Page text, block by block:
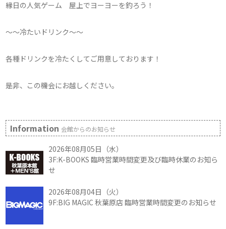
縁日の人気ゲーム 屋上でヨーヨーを釣ろう！
〜〜冷たいドリンク〜〜
各種ドリンクを冷たくしてご用意しております！
是非、この機会にお越しください。
Information会館からのお知らせ
2026年08月05日（水）
3F:K-BOOKS 臨時営業時間変更及び臨時休業のお知ら
せ
2026年08月04日（火）
9F:BIG MAGIC 秋葉原店 臨時営業時間変更のお知らせ